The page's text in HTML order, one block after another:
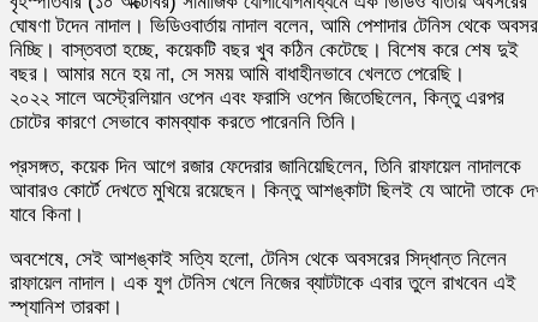
ঘোষণা টদেন নাদাল। ভিডিওবার্তায় নাদাল বলেন, আমি পেশাদার টেনিস থেকে অবসর
নিচ্ছি। বাস্তবতা হচ্ছে, কয়েকটি বছর খুব কঠিন কেটেছে। বিশেষ করে শেষ দুই
বছর। আমার মনে হয় না, সে সময় আমি বাধাহীনভাবে খেলতে পেরেছি।
২০২২ সালে অস্ট্রেলিয়ান ওপেন এবং ফরাসি ওপেন জিতেছিলেন, কিন্তু এরপর
চোটের কারণে সেভাবে কামব্যাক করতে পারেননি তিনি।
প্রসঙ্গত, কয়েক দিন আগে রজার ফেদেরার জানিয়েছিলেন, তিনি রাফায়েল নাদালকে
আবারও কোর্টে দেখতে মুখিয়ে রয়েছেন। কিন্তু আশঙ্কাটা ছিলই যে আদৌ তাকে
যাবে কিনা।
অবশেষে, সেই আশঙ্কাই সত্যি হলো, টেনিস থেকে অবসরের সিদ্ধান্ত নিলেন
রাফায়েল নাদাল। এক যুগ টেনিস খেলে নিজের ব্যাটটাকে এবার তুলে রাখবেন এই
স্প্যানিশ তারকা।